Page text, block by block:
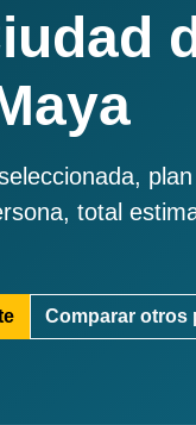
total
Comparar otros